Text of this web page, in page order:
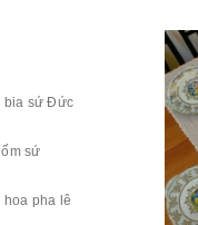
bia sứ Đức
sứ
hoa pha lê